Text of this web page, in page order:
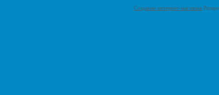
Создание интернет-магазина